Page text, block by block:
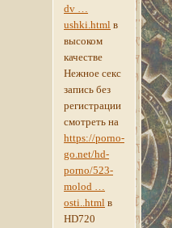
dv …
ushki.html в
высоком
качестве
Нежное секс
запись без
регистрации
смотреть на
https://porno-
go.net/hd-
porno/523-
molod …
osti..html в
HD720